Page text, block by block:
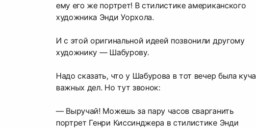
ему его же портрет! В стилистике американского
художника Энди Уорхола.
И с этой оригинальной идеей позвонили другому
художнику — Шабурову.
Надо сказать, что у Шабурова в тот вечер была куча
важных дел. Но тут звонок:
— Выручай! Можешь за пару часов сварганить
портрет Генри Киссинджера в стилистике Энди